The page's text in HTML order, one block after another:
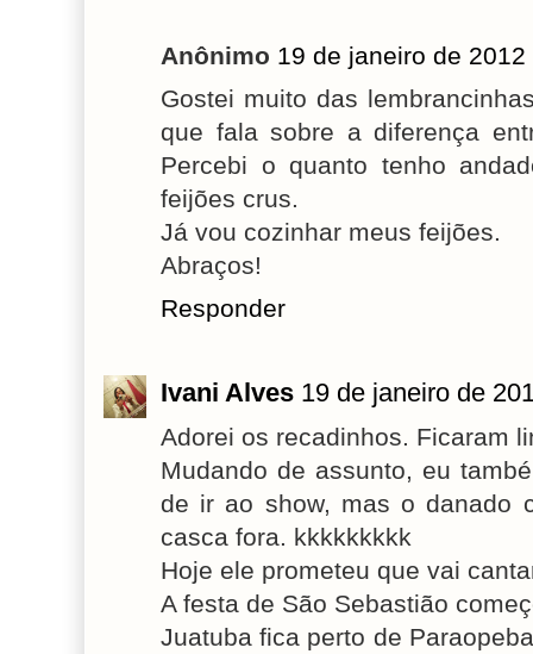
Anônimo 19 de janeiro de 2012
Gostei muito das
que fala sobre a diferença
Percebi o quanto tenho
feijões crus.
Já vou cozinhar meus feijões.
Abraços!
Responder
Ivani Alves 19 de janeiro de
Adorei os recadinhos. Ficaram
Mudando de assunto, eu
de ir ao show, mas o danado
casca fora. kkkkkkkkk
Hoje ele prometeu que vai
A festa de São Sebastião
Juatuba fica perto de